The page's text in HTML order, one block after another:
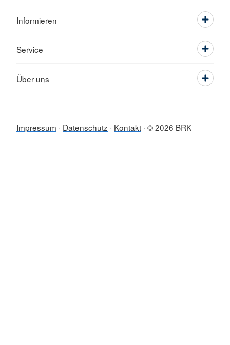
Informieren
Service
Über uns
Impressum Datenschutz Kontakt © 2026 BRK